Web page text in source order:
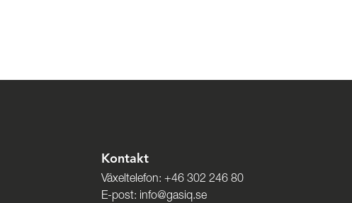
Kontakt
Växeltelefon:+46 302 246 80
E-post: info@gasiq.se